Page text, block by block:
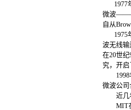
1977年
微波———
自从
1975年
波无线
在20世
究，开启
1998年
微波公
近几年,
MIT在